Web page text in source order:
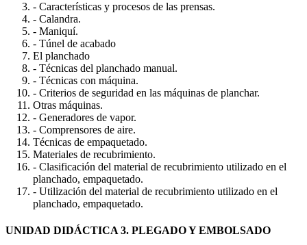
- Características y procesos de las prensas.
- Calandra.
- Maniquí.
- Túnel de acabado
El planchado
- Técnicas del planchado manual.
- Técnicas con máquina.
- Criterios de seguridad en las máquinas de planchar.
Otras máquinas.
- Generadores de vapor.
- Comprensores de aire.
Técnicas de empaquetado.
Materiales de recubrimiento.
- Clasificación del material de recubrimiento utilizado en el
planchado, empaquetado.
- Utilización del material de recubrimiento utilizado en el
planchado, empaquetado.
UNIDAD DIDÁCTICA 3. PLEGADO Y EMBOLSADO